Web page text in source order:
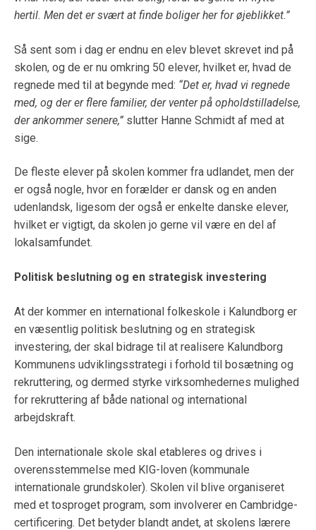
hertil. Men det er svært at finde boliger her for øjeblikket.”
Så sent som i dag er endnu en elev blevet skrevet ind på
skolen, og de er nu omkring 50 elever, hvilket er, hvad de
regnede med til at begynde med: “Det er, hvad vi regnede
med, og der er flere familier, der venter på opholdstilladelse,
der ankommer senere,” slutter Hanne Schmidt af med at
sige.
De fleste elever på skolen kommer fra udlandet, men der
er også nogle, hvor en forælder er dansk og en anden
udenlandsk, ligesom der også er enkelte danske elever,
hvilket er vigtigt, da skolen jo gerne vil være en del af
lokalsamfundet.
Politisk beslutning og en strategisk investering
At der kommer en international folkeskole i Kalundborg er
en væsentlig politisk beslutning og en strategisk
investering, der skal bidrage til at realisere Kalundborg
Kommunens udviklingsstrategi i forhold til bosætning og
rekruttering, og dermed styrke virksomhedernes mulighed
for rekruttering af både national og international
arbejdskraft.
Den internationale skole skal etableres og drives i
overensstemmelse med KIG-loven (kommunale
internationale grundskoler). Skolen vil blive organiseret
med et tosproget program, som involverer en Cambridge-
certificering. Det betyder blandt andet, at skolens lærere